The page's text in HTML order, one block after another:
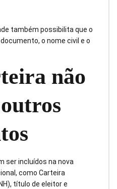
também possibilita que o
o nome civil e o
não
ser incluídos na nova
como Carteira
título de eleitor e